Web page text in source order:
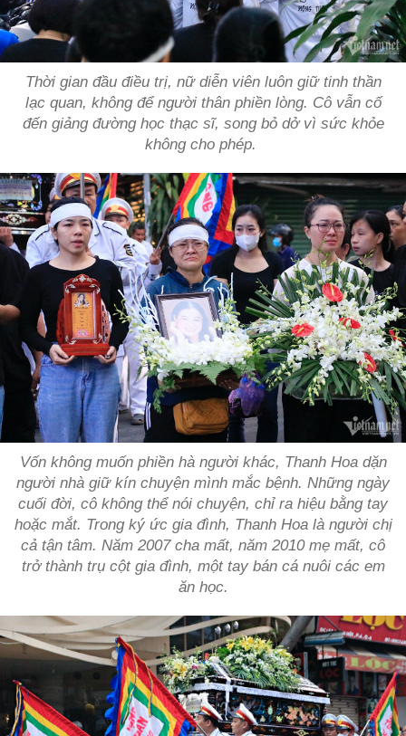
Thời gian đầu điều trị, nữ diễn viên luôn giữ tinh thần
lạc quan, không để người thân phiền lòng. Cô vẫn cố
đến giảng đường học thạc sĩ, song bỏ dở vì sức khỏe
không cho phép.
Vốn không muốn phiền hà người khác, Thanh Hoa dặn
người nhà giữ kín chuyện mình mắc bệnh. Những ngày
cuối đời, cô không thể nói chuyện, chỉ ra hiệu bằng tay
hoặc mắt. Trong ký ức gia đình, Thanh Hoa là người chị
cả tận tâm. Năm 2007 cha mất, năm 2010 mẹ mất, cô
trở thành trụ cột gia đình, một tay bán cá nuôi các em
ăn học.